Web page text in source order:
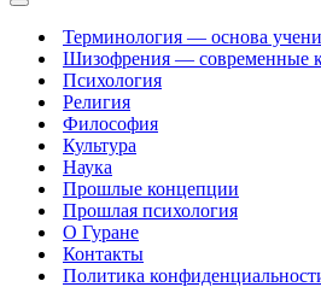
Меню
навигацииТерминология — основа
Шизофрения — современные
Психология
Религия
Философия
Культура
Наука
Прошлые концепции
Прошлая психология
О Гуране
Контакты
Политика